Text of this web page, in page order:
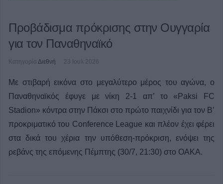
Προβάδισμα πρόκρισης στην Ουγγαρία
για τον Παναθηναϊκό
Κατηγορία Διεθνή 23 Ιουλ 2026
Με στιβαρή εικόνα στο μεγαλύτερο μέρος του αγώνα, ο
Παναθηναϊκός έφυγε με νίκη 2-1 απ’ το «Paksi FC
Stadion» κόντρα στην Πάκσι στο πρώτο παιχνίδι για τον Β’
προκριματικό του Conference League και πλέον έχει φέρει
στα δικά του χέρια την υπόθεση-πρόκριση, ενόψει της
ρεβάνς της επόμενης Πέμπτης (30/7, 21:30) στο ΟΑΚΑ.